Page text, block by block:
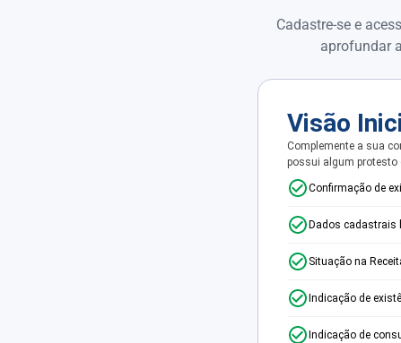
Cadastre-se e
aprofundar
Visão
Complemente a sua
possui algum protesto
Confirmação de
Dados cadastrais
Situação na
Indicação de
Indicação de